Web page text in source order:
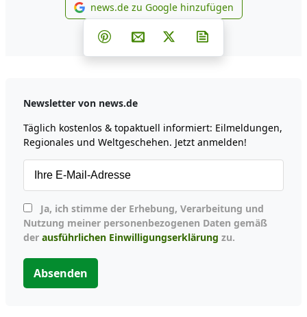
news.de zu Google
news.de zu Google hinzufügen
Teilen auf Facebook
Teilen auf Whatsapp
Teilen auf Telegram
Teilen auf Pinterest
Per E-Mail teilen
Post auf X
Newsletter von news.de
Täglich kostenlos & topaktuell informiert: Eilmeldungen,
Regionales und Weltgeschehen. Jetzt anmelden!
Nutzung meiner personenbezogenen Daten gemäß
der ausführlichen Einwilligungserklärung zu.
Absenden